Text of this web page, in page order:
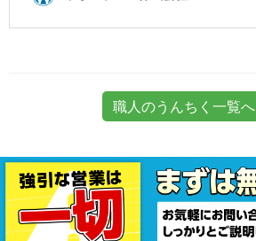
職人のうんちく一覧へ